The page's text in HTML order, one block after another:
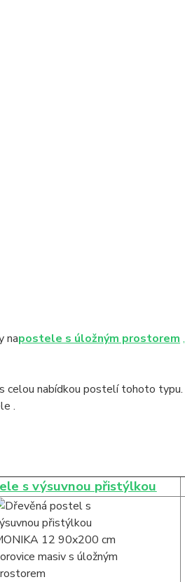
napostele s úložným prostorem ,
celou nabídkou postelí tohoto typu.
.
s výsuvnou přistýlkou